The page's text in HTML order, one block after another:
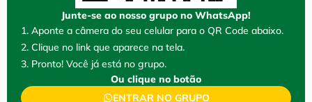
Junte-se ao nosso grupo no WhatsApp!
1. Aponte a câmera do seu celular para o QR Code abaixo.
2. Clique no link que aparece na tela.
3. Pronto! Você já está no grupo.
Ou clique no botão
ENTRAR NO GRUPO